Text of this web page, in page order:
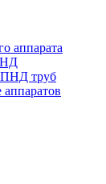
аппарата
ПНД труб